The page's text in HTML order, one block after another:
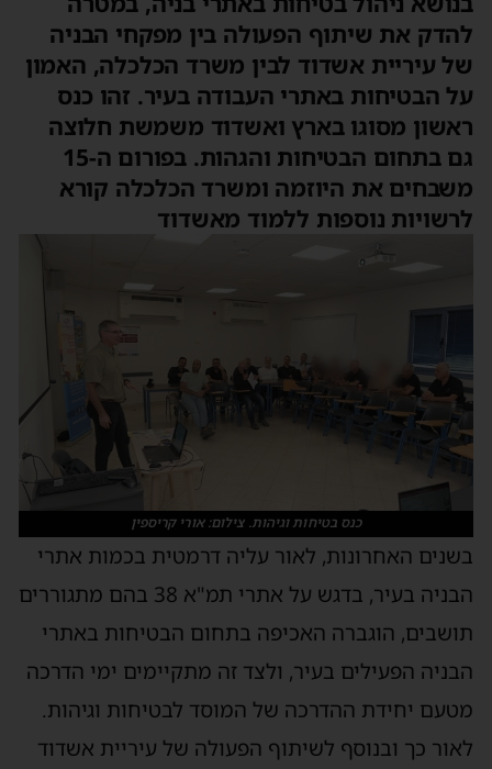
להדק את שיתוף הפעולה בין מפקחי הבניה
של עיריית אשדוד לבין משרד הכלכלה, האמון
על הבטיחות באתרי העבודה בעיר. זהו כנס
ראשון מסוגו בארץ ואשדוד משמשת חלוצה
גם בתחום הבטיחות והגהות. בפורום ה-15
משבחים את היוזמה ומשרד הכלכלה קורא
לרשויות נוספות ללמוד מאשדוד
כנס בטיחות וגיהות. צילום: אורי קריספין
בשנים האחרונות, לאור עליה דרמטית בכמות אתרי
הבניה בעיר, בדגש על אתרי תמ"א 38 בהם מתגוררים
תושבים, הוגברה האכיפה בתחום הבטיחות באתרי
הבניה הפעילים בעיר, ולצד זה מתקיימים ימי הדרכה
מטעם יחידת ההדרכה של המוסד לבטיחות וגיהות.
לאור כך ובנוסף לשיתוף הפעולה של עיריית אשדוד